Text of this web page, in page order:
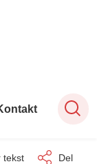
tekst Del